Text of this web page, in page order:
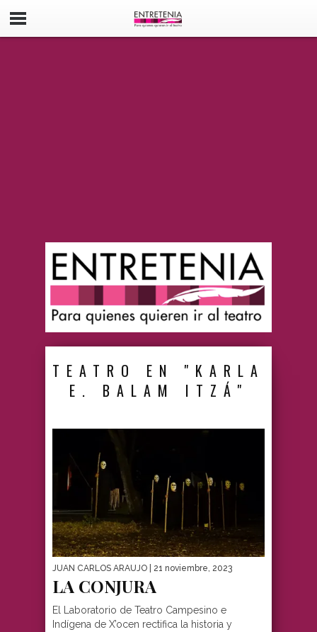
TEATRO EN "KARLA
E. BALAM ITZÁ"
JUAN CARLOS ARAUJO | 21 noviembre, 2023
LA CONJURA
El Laboratorio de Teatro Campesino e
Indígena de X’ocen rectifica la historia y